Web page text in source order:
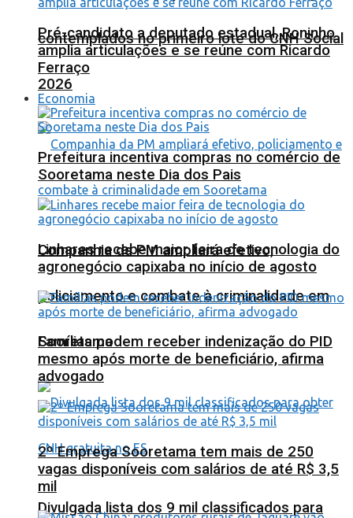
contemplados no primeiro lote do CNH Social
2026
Companhia da PM ampliará efetivo,
policiamento e combate à criminalidade em
Sooretama
Divulgada lista dos 9 mil classificados para
Pré-candidato a deputado estadual, Roninho
amplia articulações e se reúne com Ricardo
Ferraço
Economia
Prefeitura incentiva compras no comércio de
Sooretama neste Dia dos Pais
Linhares recebe maior feira de tecnologia do
agronegócio capixaba no início de agosto
Famílias podem receber indenização do PID
mesmo após morte de beneficiário, afirma
advogado
2º Emprega Sooretama tem mais de 250
vagas disponíveis com salários de até R$ 3,5
mil